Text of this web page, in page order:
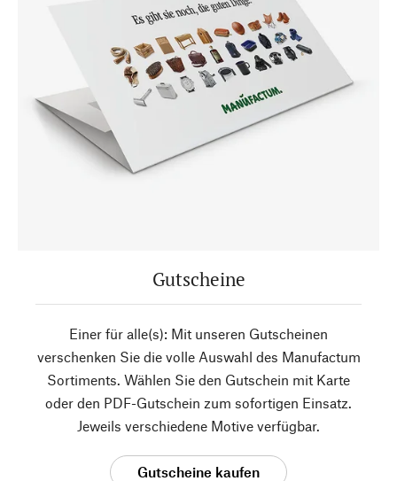
Gutscheine
Einer für alle(s): Mit unseren Gutscheinen
verschenken Sie die volle Auswahl des Manufactum
Sortiments. Wählen Sie den Gutschein mit Karte
oder den PDF-Gutschein zum sofortigen Einsatz.
Jeweils verschiedene Motive verfügbar.
Gutscheine kaufen